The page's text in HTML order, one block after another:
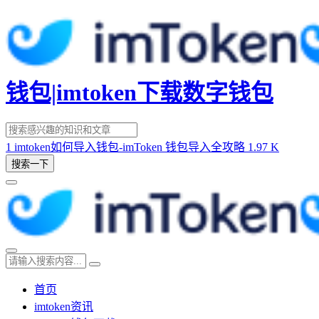
钱包|imtoken下载数字钱包
1 imtoken如何导入钱包-imToken 钱包导入全攻略 1.97 K
搜索一下
首页
imtoken资讯